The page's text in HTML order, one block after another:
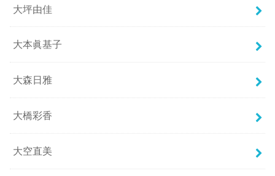
大坪由佳
大本眞基子
大森日雅
大橋彩香
大空直美